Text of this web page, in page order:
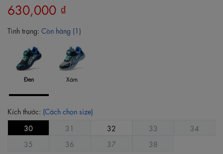
630,000 ₫
Tình trạng: Còn hàng (1)
Xám
Đen
Kích thước: (Cách chọn size)
30
31 32 33
34
35
36 37 38